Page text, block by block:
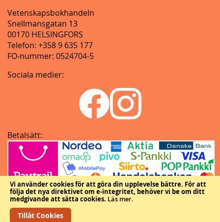
Vi använder cookies för att göra din upplevelse bättre. För att
följa det nya direktivet om e-integritet, behöver vi be om ditt
medgivande att sätta cookies. Läs mer.
Tillåt Cookies
Vetenskapsbokhandeln
Snellmansgatan 13
00170 HELSINGFORS
Telefon: +358 9 635 177
FO-nummer: 0524704-5
Sociala medier:
Betalsätt:
Copyright © Vetenskapliga samfundens delegation.